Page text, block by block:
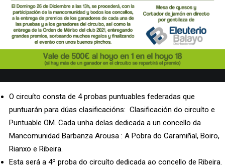
O circuíto consta de 4 probas puntuables federadas que
puntuarán para dúas clasificacións: Clasificación do circuíto e
Puntuable OM. Cada unha delas dedicada a un concello da
Mancomunidad Barbanza Arousa : A Pobra do Caramiñal, Boiro,
Rianxo e Ribeira.
Esta será a 4º proba do circuíto dedicada ao concello de Ribeira.